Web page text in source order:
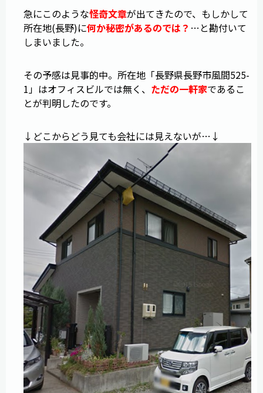
急にこのような怪奇文章が出てきたので、もしかして
所在地(長野)に何か秘密があるのでは？ …と勘付いて
しまいました。
その予感は見事的中。所在地「長野県長野市風間525-
1」はオフィスビルでは無く、 ただの一軒家であるこ
とが判明したのです。
↓どこからどう見ても会社には見えないが…↓